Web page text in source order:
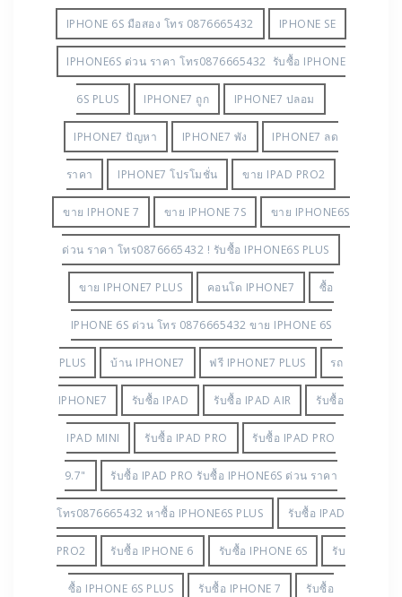
IPHONE 6S มือสอง โทร 0876665432 IPHONE SE
IPHONE6S ด่วน ราคา โทร0876665432 รับซื้อ IPHONE
6S PLUS IPHONE7 ถูก IPHONE7 ปลอม
IPHONE7 ปัญหา IPHONE7 พัง IPHONE7 ลด
ราคา IPHONE7 โปรโมชั่น ขาย IPAD PRO2
ขาย IPHONE 7 ขาย IPHONE 7S ขาย IPHONE6S
ด่วน ราคา โทร0876665432 ! รับซื้อ IPHONE6S PLUS
ขาย IPHONE7 PLUS คอนโด IPHONE7 ซื้อ
IPHONE 6S ด่วน โทร 0876665432 ขาย IPHONE 6S
PLUS บ้าน IPHONE7 ฟรี IPHONE7 PLUS รถ
IPHONE7 รับซื้อ IPAD รับซื้อ IPAD AIR รับซื้อ
IPAD MINI รับซื้อ IPAD PRO รับซื้อ IPAD PRO
9.7" รับซื้อ IPAD PRO รับซื้อ IPHONE6S ด่วน ราคา
โทร0876665432 หาซื้อ IPHONE6S PLUS รับซื้อ IPAD
PRO2 รับซื้อ IPHONE 6 รับซื้อ IPHONE 6S รับ
ซื้อ IPHONE 6S PLUS รับซื้อ IPHONE 7 รับซื้อ